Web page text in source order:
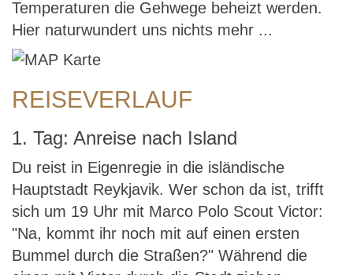
Temperaturen die Gehwege beheizt werden.
Hier naturwundert uns nichts mehr ...
REISEVERLAUF
1. Tag: Anreise nach Island
Du reist in Eigenregie in die isländische
Hauptstadt Reykjavik. Wer schon da ist, trifft
sich um 19 Uhr mit Marco Polo Scout Victor:
"Na, kommt ihr noch mit auf einen ersten
Bummel durch die Straßen?" Während die